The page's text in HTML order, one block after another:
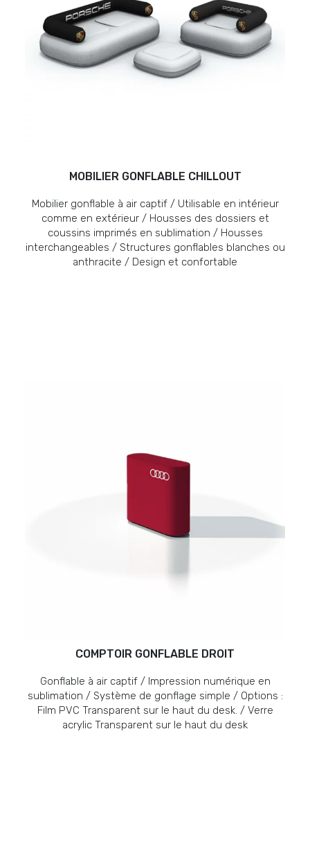
MOBILIER GONFLABLE CHILLOUT
Mobilier gonflable à air captif / Utilisable en intérieur
comme en extérieur / Housses des dossiers et
coussins imprimés en sublimation / Housses
interchangeables / Structures gonflables blanches ou
anthracite / Design et confortable
COMPTOIR GONFLABLE DROIT
Gonflable à air captif / Impression numérique en
sublimation / Système de gonflage simple / Options :
Film PVC Transparent sur le haut du desk. / Verre
acrylic Transparent sur le haut du desk